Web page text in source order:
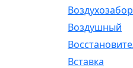
Воздушный
Вставка